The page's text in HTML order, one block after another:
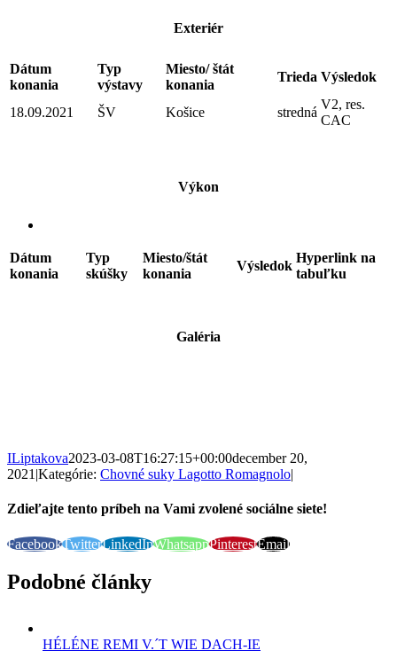
Exteriér
Dátum
konania
Typ
výstavy
Miesto/ štát
konania
Trieda Výsledok
18.09.2021 ŠV Košice stredná
V2, res.
CAC
Výkon
Dátum
konania
Typ
skúšky
Miesto/štát
konania
Výsledok
Hyperlink na
tabuľku
Galéria
ILiptakova2023-03-08T16:27:15+00:00december 20,
2021 |Kategórie: Chovné suky Lagotto Romagnolo|
Zdieľajte tento príbeh na Vami zvolené sociálne siete!
FacebookTwitterLinkedInWhatsappPinterestEmail
Podobné články
HÉLÉNE REMI V.´T WIE DACH-IE